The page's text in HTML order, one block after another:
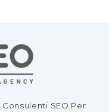
Consulenti SEO Per